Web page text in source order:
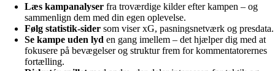
Læs kampanalyser fra troværdige kilder efter kampen – og
sammenlign dem med din egen oplevelse.
Følg statistik-sider som viser xG, pasningsnetværk og presdata.
Se kampe uden lyd en gang imellem – det hjælper dig med at
fokusere på bevægelser og struktur frem for kommentatorernes
fortælling.